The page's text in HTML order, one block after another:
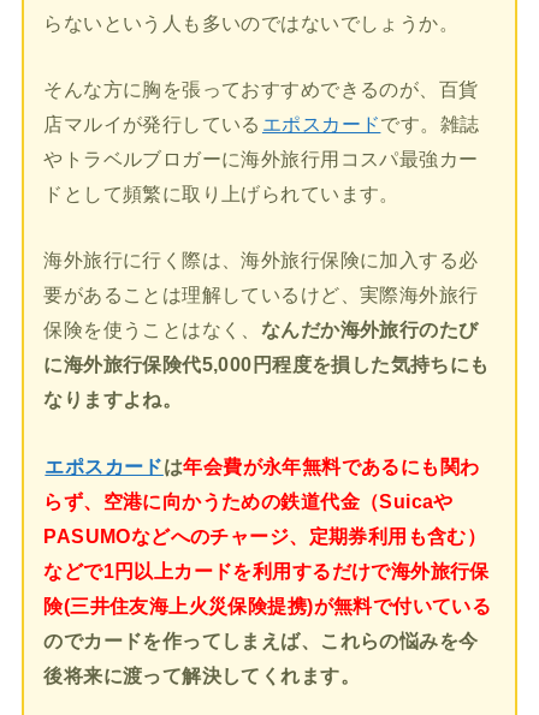
らないという人も多いのではないでしょうか。
そんな方に胸を張っておすすめできるのが、百貨
店マルイが発行している エポスカードです。雑誌
やトラベルブロガーに海外旅行用コスパ最強カー
ドとして頻繁に取り上げられています。
海外旅行に行く際は、海外旅行保険に加入する必
要があることは理解しているけど、実際海外旅行
保険を使うことはなく、 なんだか海外旅行のたび
に海外旅行保険代5,000円程度を損した気持ちにも
なりますよね。
エポスカードは年会費が永年無料であるにも関わ
らず、空港に向かうための鉄道代金（Suicaや
PASUMOなどへのチャージ、定期券利用も含む）
などで1円以上カードを利用するだけで海外旅行保
険(三井住友海上火災保険提携)が無料で付いている
のでカードを作ってしまえば、これらの悩みを今
後将来に渡って解決してくれます。